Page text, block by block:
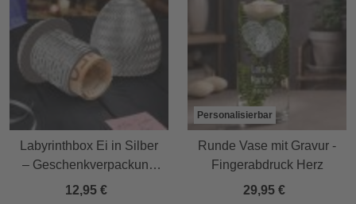
Labyrinthbox Ei in Silber
– Geschenkverpackung
für Geld, Gutscheine &
12,95 €
Personalisierbar
Runde Vase mit Gravur -
Fingerabdruck Herz
29,95 €